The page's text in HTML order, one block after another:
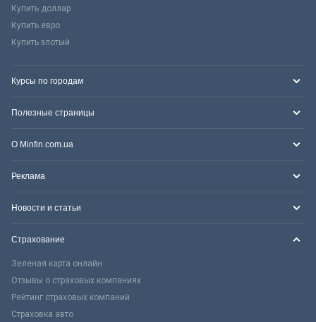
Купить доллар
Купить евро
Купить злотый
Курсы по городам
Полезные страницы
О Minfin.com.ua
Реклама
Новости и статьи
Страхование
Зеленая карта онлайн
Отзывы о страховых компаниях
Рейтинг страховых компаний
Страховка авто